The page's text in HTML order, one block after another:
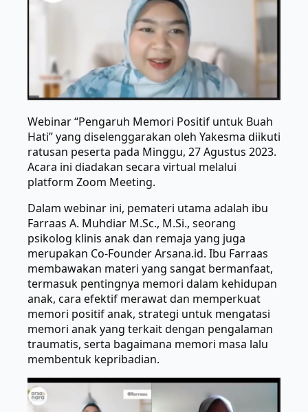
Webinar “Pengaruh Memori Positif untuk Buah
Hati” yang diselenggarakan oleh Yakesma diikuti
ratusan peserta pada Minggu, 27 Agustus 2023.
Acara ini diadakan secara virtual melalui
platform Zoom Meeting.
Dalam webinar ini, pemateri utama adalah ibu
Farraas A. Muhdiar M.Sc., M.Si., seorang
psikolog klinis anak dan remaja yang juga
merupakan Co-Founder Arsana.id. Ibu Farraas
membawakan materi yang sangat bermanfaat,
termasuk pentingnya memori dalam kehidupan
anak, cara efektif merawat dan memperkuat
memori positif anak, strategi untuk mengatasi
memori anak yang terkait dengan pengalaman
traumatis, serta bagaimana memori masa lalu
membentuk kepribadian.